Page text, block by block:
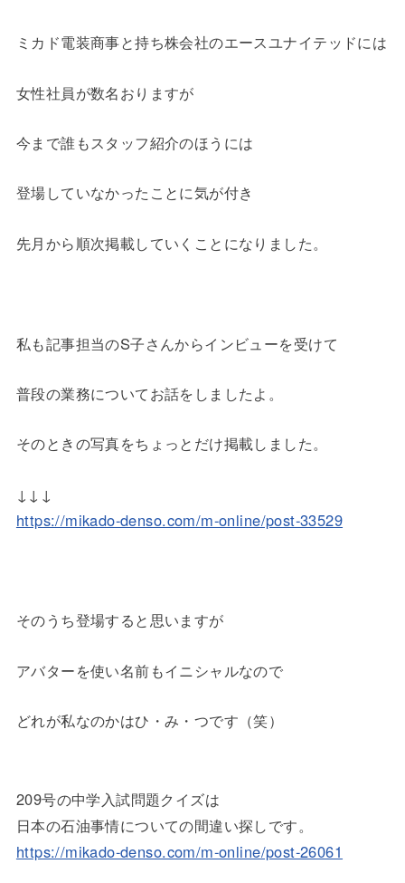
ミカド電装商事と持ち株会社のエースユナイテッドには
女性社員が数名おりますが
今まで誰もスタッフ紹介のほうには
登場していなかったことに気が付き
先月から順次掲載していくことになりました。
私も記事担当のS子さんからインビューを受けて
普段の業務についてお話をしましたよ。
そのときの写真をちょっとだけ掲載しました。
↓↓↓
https://mikado-denso.com/m-online/post-33529
そのうち登場すると思いますが
アバターを使い名前もイニシャルなので
どれが私なのかはひ・み・つです（笑）
209号の中学入試問題クイズは
日本の石油事情についての間違い探しです。
https://mikado-denso.com/m-online/post-26061